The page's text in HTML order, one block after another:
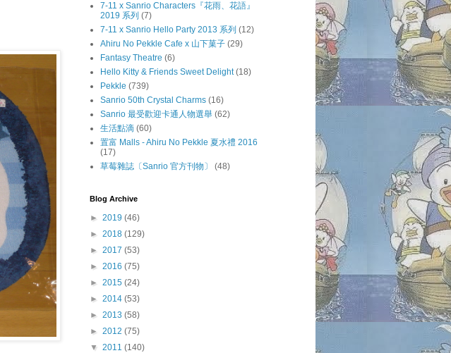
7-11 x Sanrio Characters『花雨、花語』
2019 系列 (7)
7-11 x Sanrio Hello Party 2013 系列 (12)
Ahiru No Pekkle Cafe x 山下菓子 (29)
Fantasy Theatre (6)
Hello Kitty & Friends Sweet Delight (18)
Pekkle (739)
Sanrio 50th Crystal Charms (16)
Sanrio 最受歡迎卡通人物選舉 (62)
生活點滴 (60)
置富 Malls - Ahiru No Pekkle 夏水禮 2016
(17)
草莓雜誌〔Sanrio 官方刊物〕
(48)
Blog Archive
► 2019 (46)
► 2018 (129)
► 2017 (53)
► 2016 (75)
► 2015 (24)
► 2014 (53)
► 2013 (58)
► 2012 (75)
▼ 2011 (140)